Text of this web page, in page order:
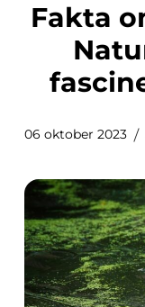
Fakta om sköldpaddor –
06 oktober 2023